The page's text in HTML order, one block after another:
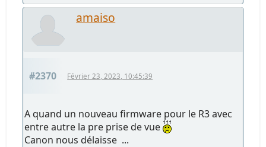
amaiso
#2370 Février 23, 2023, 10:45:39
A quand un nouveau firmware pour le R3 avec
entre autre la pre prise de vue
Canon nous délaisse ...